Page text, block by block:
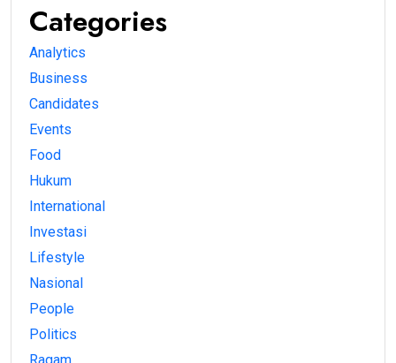
Categories
Analytics
Business
Candidates
Events
Food
Hukum
International
Investasi
Lifestyle
Nasional
People
Politics